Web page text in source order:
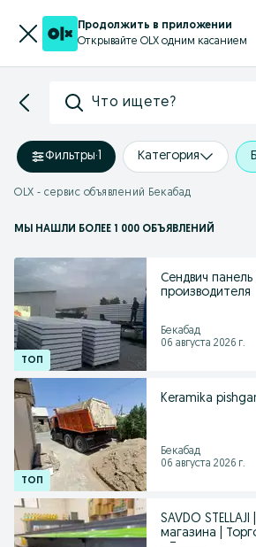
Продолжить в приложении
Открывайте OLX одним касанием
Что ищете?
Фильтры·1 Категория
OLX - сервис объявлений Бекабад
МЫ НАШЛИ БОЛЕЕ 1 000 ОБЪЯВЛЕНИЙ
Сендвич панель
производителя
Бекабад
06 августа 2026 г.
Keramika
Бекабад
06 августа 2026 г.
SAVDO
магазина |